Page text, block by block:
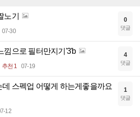
노기
07-30
0
댓글
낌으로 필터만지기'3'b
추천 1 07-19
4
댓글
스펙업 어떻게 하는게좋을까요
12
1
댓글